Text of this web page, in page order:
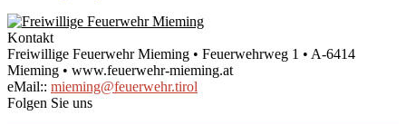
Kontakt
Freiwillige Feuerwehr Mieming • Feuerwehrweg 1 • A-6414
Mieming • www.feuerwehr-mieming.at
eMail:: mieming@feuerwehr.tirol
Folgen Sie uns